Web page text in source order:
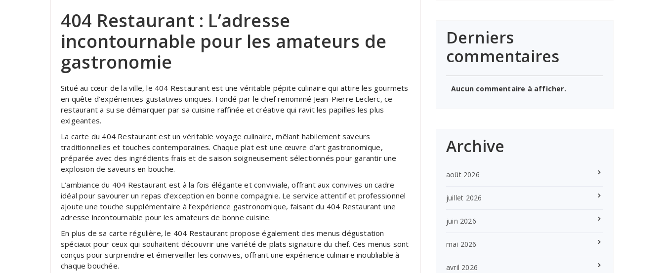
404 Restaurant : L’adresse
incontournable pour les amateurs de
gastronomie
Situé au cœur de la ville, le 404 Restaurant est une véritable pépite culinaire qui attire les gourmets
en quête d’expériences gustatives uniques. Fondé par le chef renommé Jean-Pierre Leclerc, ce
restaurant a su se démarquer par sa cuisine raffinée et créative qui ravit les papilles les plus
exigeantes.
La carte du 404 Restaurant est un véritable voyage culinaire, mêlant habilement saveurs
traditionnelles et touches contemporaines. Chaque plat est une œuvre d’art gastronomique,
préparée avec des ingrédients frais et de saison soigneusement sélectionnés pour garantir une
explosion de saveurs en bouche.
L’ambiance du 404 Restaurant est à la fois élégante et conviviale, offrant aux convives un cadre
idéal pour savourer un repas d’exception en bonne compagnie. Le service attentif et professionnel
ajoute une touche supplémentaire à l’expérience gastronomique, faisant du 404 Restaurant une
adresse incontournable pour les amateurs de bonne cuisine.
En plus de sa carte régulière, le 404 Restaurant propose également des menus dégustation
spéciaux pour ceux qui souhaitent découvrir une variété de plats signature du chef. Ces menus sont
conçus pour surprendre et émerveiller les convives, offrant une expérience culinaire inoubliable à
chaque bouchée.
Derniers
commentaires
Aucun commentaire à afficher.
Archive
août 2026
juillet 2026
juin 2026
mai 2026
avril 2026